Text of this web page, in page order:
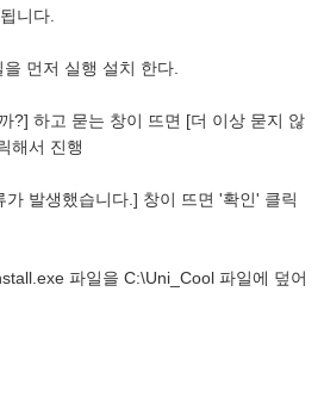
니다.
먼저 실행 설치 한다.
?] 하고 묻는 창이 뜨면 [더 이상 묻지 않
해서 진행
발생했습니다.] 창이 뜨면 '확인' 클릭
파일을 C:\Uni_Cool 파일에 덮어